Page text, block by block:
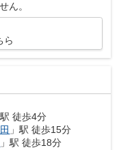
ん。
ら
駅 徒歩4分
」駅 徒歩15分
」駅 徒歩18分